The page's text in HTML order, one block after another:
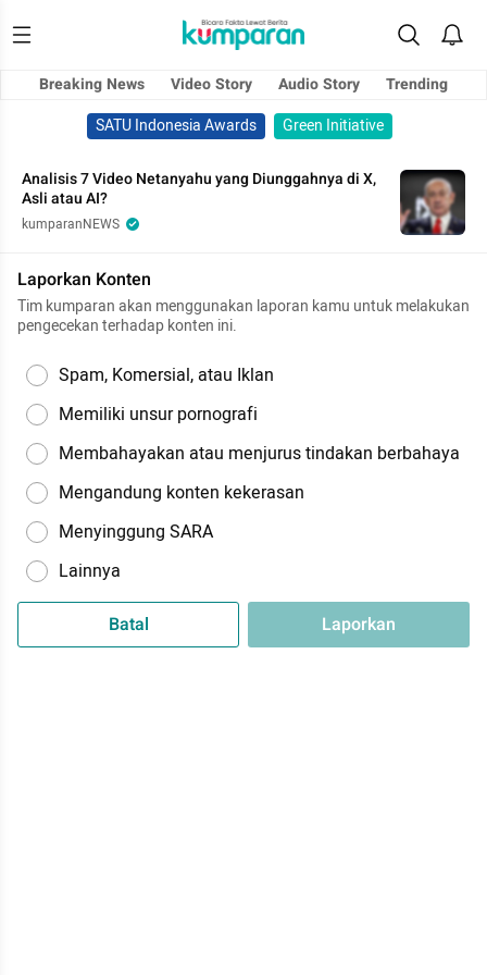
Breaking News Video Story Audio Story
Trending
SATU Indonesia Awards
Green Initiative
Analisis 7 Video Netanyahu yang Diunggahnya di X,
Asli atau AI?
kumparanNEWS
Laporkan Konten
Tim kumparan akan menggunakan laporan kamu untuk melakukan
pengecekan terhadap konten ini.
Spam, Komersial, atau Iklan
Memiliki unsur pornografi
Membahayakan atau menjurus tindakan berbahaya
Mengandung konten kekerasan
Menyinggung SARA
Lainnya
Batal Laporkan